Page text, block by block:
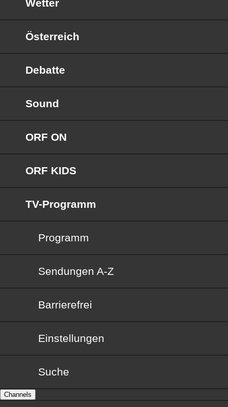
Wetter
Österreich
Debatte
Sound
ORF ON
ORF KIDS
TV-Programm
Programm
Sendungen von A bis Z
Sendungen A-Z
Barrierefrei
Barrierefrei
Einstellungen
Suche
Channels